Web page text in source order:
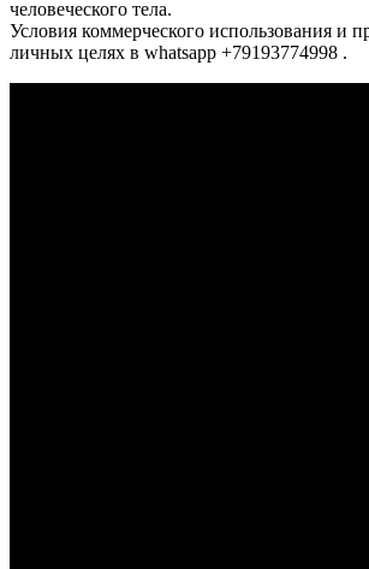
человеческого тела.
Условия коммерческого использования и
личных целях в whatsapp +79193774998 .